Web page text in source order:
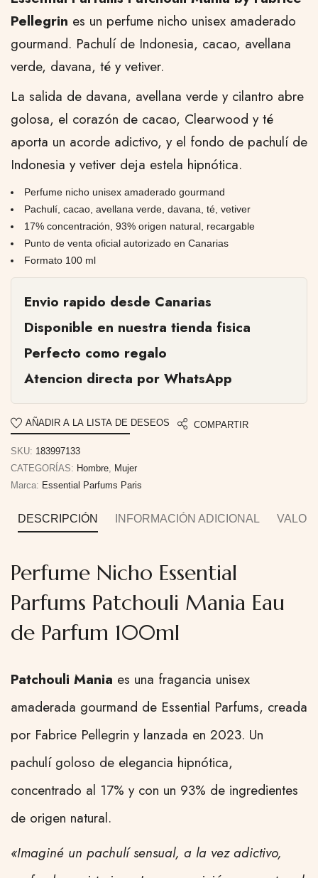
Pellegrin es un perfume nicho unisex amaderado
gourmand. Pachulí de Indonesia, cacao, avellana
verde, davana, té y vetiver.
La salida de davana, avellana verde y cilantro abre
golosa, el corazón de cacao, Clearwood y té
aporta un acorde adictivo, y el fondo de pachulí de
Indonesia y vetiver deja estela hipnótica.
Perfume nicho unisex amaderado gourmand
Pachulí, cacao, avellana verde, davana, té, vetiver
17% concentración, 93% origen natural, recargable
Punto de venta oficial autorizado en Canarias
Formato 100 ml
Envio rapido desde Canarias
Disponible en nuestra tienda fisica
Perfecto como regalo
Atencion directa por WhatsApp
AÑADIR A LA LISTA DE DESEOS COMPARTIR
SKU: 183997133
CATEGORÍAS: Hombre, Mujer
Marca: Essential Parfums Paris
DESCRIPCIÓN INFORMACIÓN ADICIONAL
Perfume Nicho Essential
Parfums Patchouli Mania Eau
de Parfum 100ml
Patchouli Mania es una fragancia unisex
amaderada gourmand de Essential Parfums, creada
por Fabrice Pellegrin y lanzada en 2023. Un
pachulí goloso de elegancia hipnótica,
concentrado al 17% y con un 93% de ingredientes
de origen natural.
«Imaginé un pachulí sensual, a la vez adictivo,